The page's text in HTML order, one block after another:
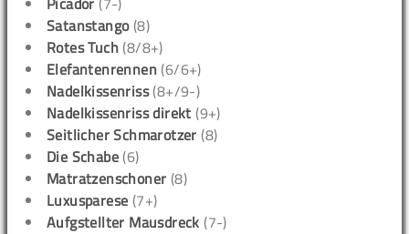
Satanstango(8)
Rotes Tuch (8/8+)
Elefantenrennen (6/6+)
Nadelkissenriss(8+/9-)
Nadelkissenriss direkt (9+)
Seitlicher Schmarotzer (8)
Die Schabe (6)
Matratzenschoner (8)
Luxusparese (7+)
Aufgstellter Mausdreck (7-)